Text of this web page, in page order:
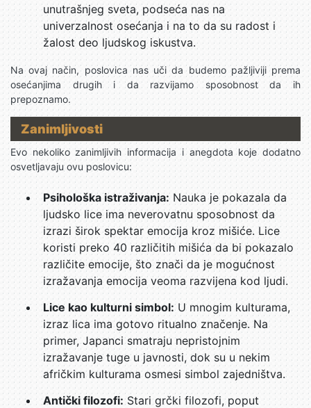
unutrašnjeg sveta, podseća nas na
univerzalnost osećanja i na to da su radost i
žalost deo ljudskog iskustva.
Na ovaj način, poslovica nas uči da budemo pažljiviji prema
osećanjima drugih i da razvijamo sposobnost da ih
prepoznamo.
Zanimljivosti
Evo nekoliko zanimljivih informacija i anegdota koje dodatno
osvetljavaju ovu poslovicu:
Psihološka istraživanja:Nauka je pokazala da
ljudsko lice ima neverovatnu sposobnost da
izrazi širok spektar emocija kroz mišiće. Lice
koristi preko 40 različitih mišića da bi pokazalo
različite emocije, što znači da je mogućnost
izražavanja emocija veoma razvijena kod ljudi.
Lice kao kulturni simbol:U mnogim kulturama,
izraz lica ima gotovo ritualno značenje. Na
primer, Japanci smatraju nepristojnim
izražavanje tuge u javnosti, dok su u nekim
afričkim kulturama osmesi simbol zajedništva.
Antički filozofi:Stari grčki filozofi, poput